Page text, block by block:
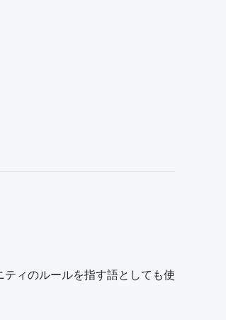
ィのルールを指す語としても使